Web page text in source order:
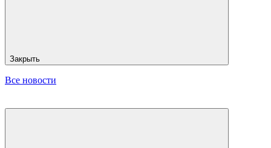
Закрыть
Все новости